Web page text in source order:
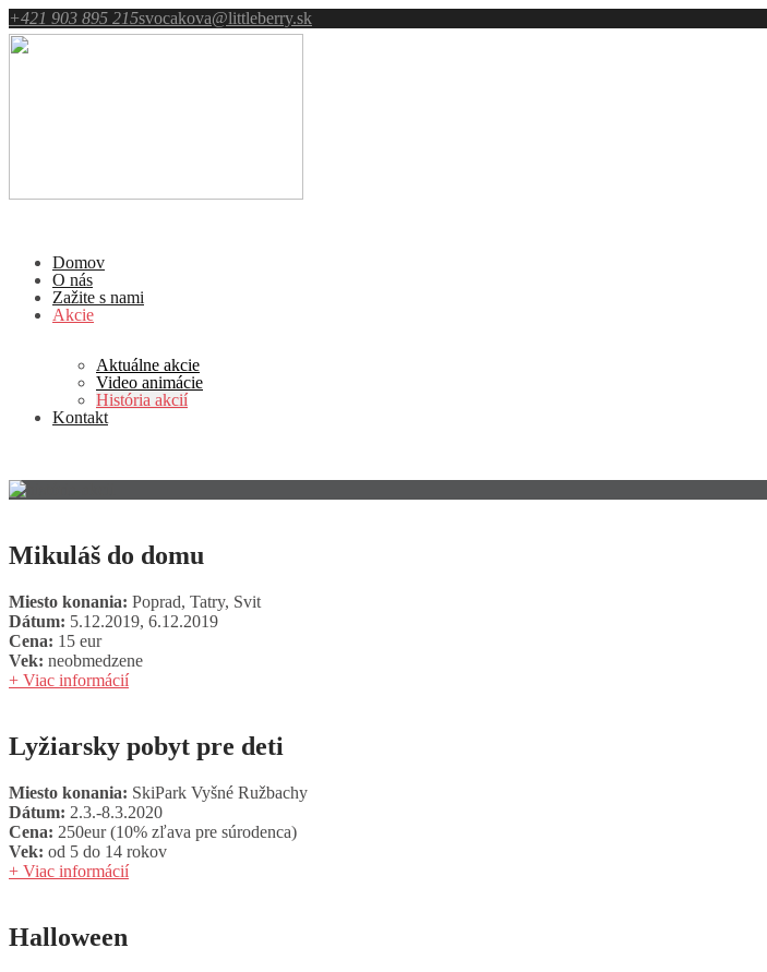
+421 903 895 215svocakova@littleberry.sk
Domov
O nás
Zažite s nami
Akcie
Aktuálne akcie
Video animácie
História akcií
Kontakt
Mikuláš do domu
Miesto konania: Poprad, Tatry, Svit
Dátum: 5.12.2019, 6.12.2019
Cena: 15 eur
Vek: neobmedzene
+ Viac informácií
Lyžiarsky pobyt pre deti
Miesto konania: SkiPark Vyšné Ružbachy
Dátum: 2.3.-8.3.2020
Cena: 250eur (10% zľava pre súrodenca)
Vek: od 5 do 14 rokov
+ Viac informácií
Halloween